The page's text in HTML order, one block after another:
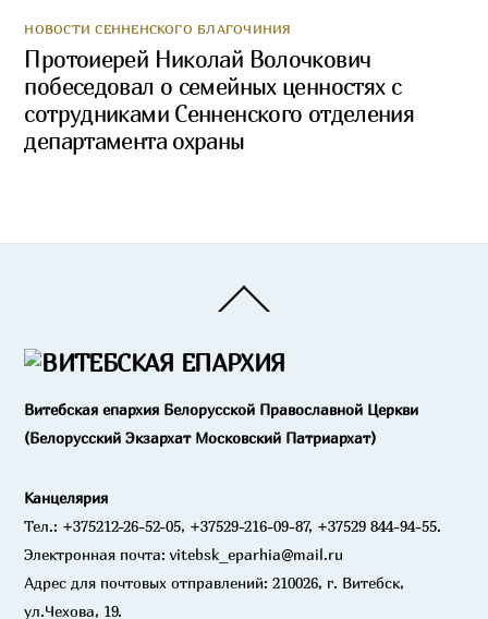
НОВОСТИ СЕННЕНСКОГО БЛАГОЧИНИЯ
Протоиерей Николай Волочкович
побеседовал о семейных ценностях с
сотрудниками Сенненского отделения
департамента охраны
To
Витебская епархия Белорусской Православной Церкви
(Белорусский Экзархат Московский Патриархат)
Канцелярия
Тел.: +375212-26-52-05, +37529-216-09-87, +37529 844-94-55.
Электронная почта: vitebsk_eparhia@mail.ru
Адрес для почтовых отправлений: 210026, г. Витебск,
ул.Чехова, 19.